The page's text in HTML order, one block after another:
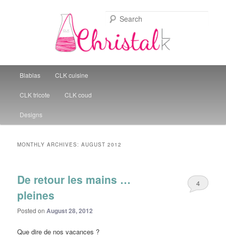
Christal Little Kitchen
Skip to primary content
Skip to secondary content
Blablas CLK cuisine
CLK tricote CLK coud
Designs
MONTHLY ARCHIVES:AUGUST 2012
De retour les mains …
pleines
Posted onAugust 28, 2012
4
Que dire de nos vacances ?